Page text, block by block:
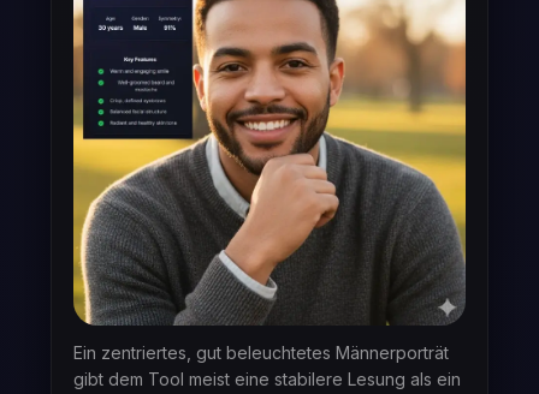
Ein zentriertes, gut beleuchtetes Männerporträt
gibt dem Tool meist eine stabilere Lesung als ein